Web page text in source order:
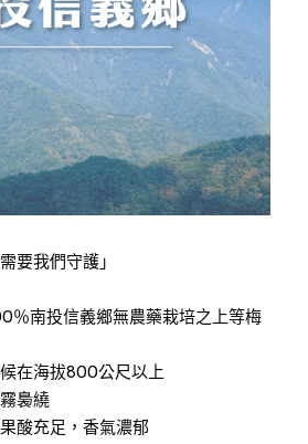
要我們守護」
％南投信義鄉無農藥栽培之上等梅
在海拔800公尺以上
裊繞
酸充足，香氣濃郁